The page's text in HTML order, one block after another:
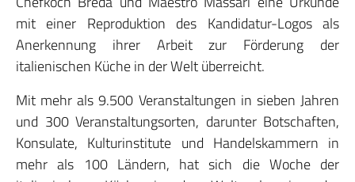
mit einer Reproduktion des Kandidatur-Logos als
Anerkennung ihrer Arbeit zur Förderung der
italienischen Küche in der Welt überreicht.
Mit mehr als 9.500 Veranstaltungen in sieben Jahren
und 300 Veranstaltungsorten, darunter Botschaften,
Konsulate, Kulturinstitute und Handelskammern in
mehr als 100 Ländern, hat sich die Woche der